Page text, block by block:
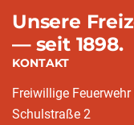
Unsere
— seit 1898.
KONTAKT
Freiwillige
Schulstraße 2